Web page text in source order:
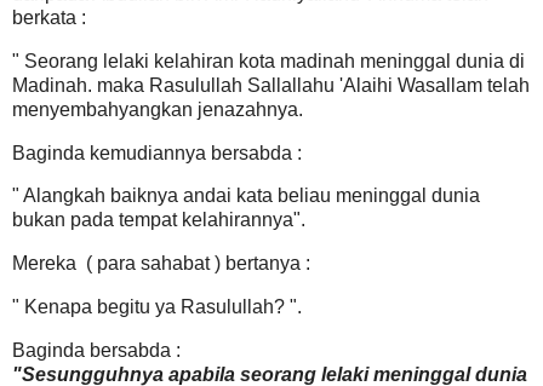
berkata :
" Seorang lelaki kelahiran kota madinah meninggal dunia di
Madinah. maka Rasulullah Sallallahu 'Alaihi Wasallam telah
menyembahyangkan jenazahnya.
Baginda kemudiannya bersabda :
" Alangkah baiknya andai kata beliau meninggal dunia
bukan pada tempat kelahirannya".
Mereka ( para sahabat ) bertanya :
" Kenapa begitu ya Rasulullah? ".
Baginda bersabda :
"Sesungguhnya apabila seorang lelaki meninggal dunia